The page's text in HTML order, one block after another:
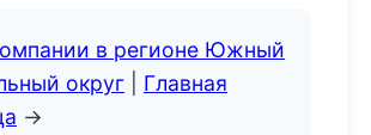
в регионе Южный
округ
Главная
→